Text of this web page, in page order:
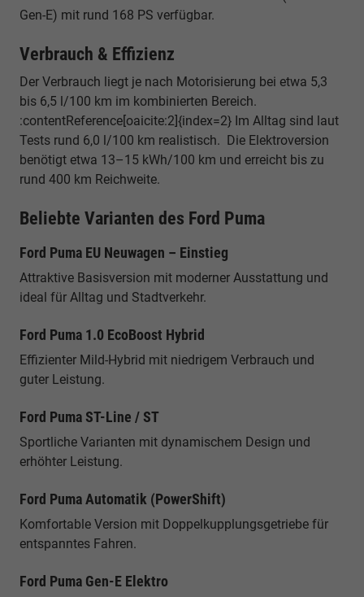
Gen-E) mit rund 168 PS verfügbar.
Verbrauch & Effizienz
Der Verbrauch liegt je nach Motorisierung bei etwa 5,3
bis 6,5 l/100 km im kombinierten Bereich.
:contentReference[oaicite:2]{index=2} Im Alltag sind laut
Tests rund 6,0 l/100 km realistisch. Die Elektroversion
benötigt etwa 13–15 kWh/100 km und erreicht bis zu
rund 400 km Reichweite.
Beliebte Varianten des Ford Puma
Ford Puma EU Neuwagen – Einstieg
Attraktive Basisversion mit moderner Ausstattung und
ideal für Alltag und Stadtverkehr.
Ford Puma 1.0 EcoBoost Hybrid
Effizienter Mild-Hybrid mit niedrigem Verbrauch und
guter Leistung.
Ford Puma ST-Line / ST
Sportliche Varianten mit dynamischem Design und
erhöhter Leistung.
Ford Puma Automatik (PowerShift)
Komfortable Version mit Doppelkupplungsgetriebe für
entspanntes Fahren.
Ford Puma Gen-E Elektro